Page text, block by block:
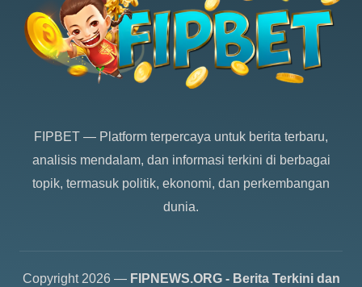
FIPBET — Platform terpercaya untuk berita terbaru,
analisis mendalam, dan informasi terkini di berbagai
topik, termasuk politik, ekonomi, dan perkembangan
dunia.
Copyright 2026 — FIPNEWS.ORG - Berita Terkini dan